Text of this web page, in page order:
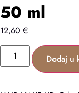
50 ml
12,60 €
Dodaj u